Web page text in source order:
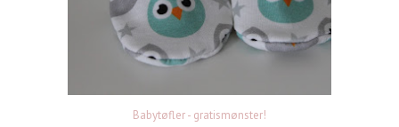
Babytøfler - gratismønster!